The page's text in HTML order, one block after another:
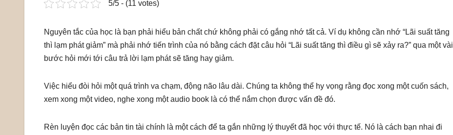
5/5 - (11 votes)
Nguyên tắc của học là bạn phải hiểu bản chất chứ không phải có gắng nhớ tất cả. Ví dụ không cần nhớ “Lãi suất tăng
thì lạm phát giảm” mà phải nhớ tiến trình của nó bằng cách đặt câu hỏi “Lãi suất tăng thì điều gì sẽ xảy ra?” qua một vài
bước hỏi mới tới câu trả lời lạm phát sẽ tăng hay giảm.
Việc hiểu đòi hỏi một quá trình va chạm, động não lâu dài. Chúng ta không thể hy vọng rằng đọc xong một cuốn sách,
xem xong một video, nghe xong một audio book là có thể nắm chọn được vấn đề đó.
Rèn luyện đọc các bản tin tài chính là một cách để ta gắn những lý thuyết đã học với thực tế. Nó là cách bạn nhai đi